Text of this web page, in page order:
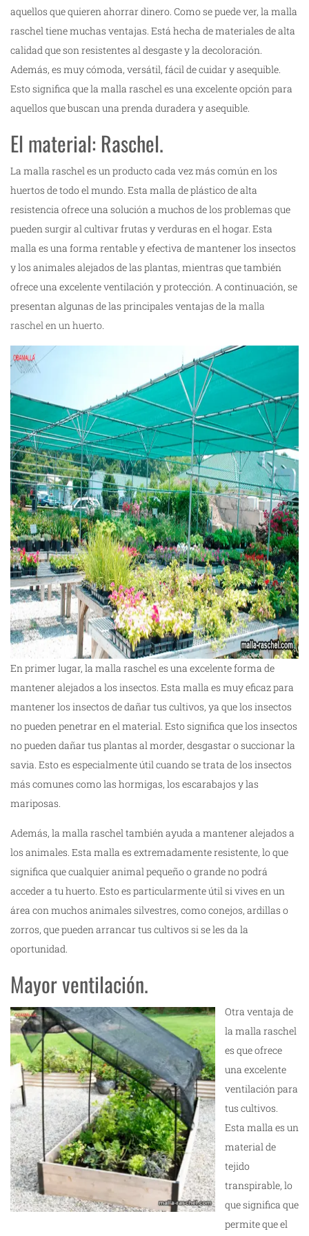
aquellos que quieren ahorrar dinero. Como se puede ver, la malla
raschel tiene muchas ventajas. Está hecha de materiales de alta
calidad que son resistentes al desgaste y la decoloración.
Además, es muy cómoda, versátil, fácil de cuidar y asequible.
Esto significa que la malla raschel es una excelente opción para
aquellos que buscan una prenda duradera y asequible.
El material: Raschel.
La malla raschel es un producto cada vez más común en los
huertos de todo el mundo. Esta malla de plástico de alta
resistencia ofrece una solución a muchos de los problemas que
pueden surgir al cultivar frutas y verduras en el hogar. Esta
malla es una forma rentable y efectiva de mantener los insectos
y los animales alejados de las plantas, mientras que también
ofrece una excelente ventilación y protección. A continuación, se
presentan algunas de las principales ventajas de la malla
raschel en un huerto.
En primer lugar, la malla raschel es una excelente forma de
mantener alejados a los insectos. Esta malla es muy eficaz para
mantener los insectos de dañar tus cultivos, ya que los insectos
no pueden penetrar en el material. Esto significa que los insectos
no pueden dañar tus plantas al morder, desgastar o succionar la
savia. Esto es especialmente útil cuando se trata de los insectos
más comunes como las hormigas, los escarabajos y las
mariposas.
Además, la malla raschel también ayuda a mantener alejados a
los animales. Esta malla es extremadamente resistente, lo que
significa que cualquier animal pequeño o grande no podrá
acceder a tu huerto. Esto es particularmente útil si vives en un
área con muchos animales silvestres, como conejos, ardillas o
zorros, que pueden arrancar tus cultivos si se les da la
oportunidad.
Mayor ventilación.
Otra ventaja de
la malla raschel
es que ofrece
una excelente
ventilación para
tus cultivos.
Esta malla es un
material de
tejido
transpirable, lo
que significa que
permite que el